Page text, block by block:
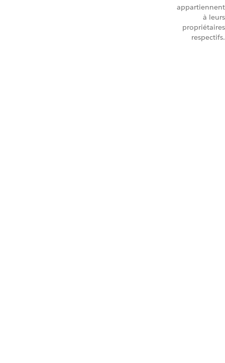
appartiennent
à leurs
propriétaires
respectifs.